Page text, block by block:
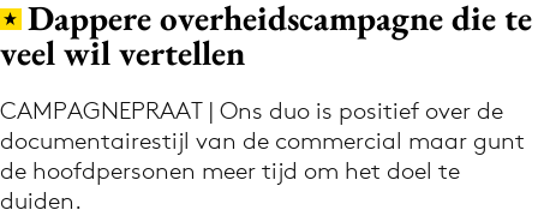
Download de app
Nieuws app
Dappere overheidscampagne die te
veel wil vertellen
CAMPAGNEPRAAT | Ons duo is positief over de
documentairestijl van de commercial maar gunt
de hoofdpersonen meer tijd om het doel te
duiden.